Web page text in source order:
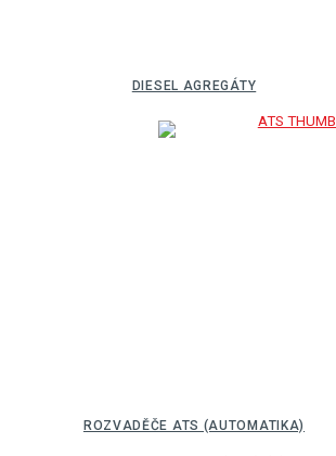
DIESEL AGREGÁTY
ROZVADĚČE ATS (AUTOMATIKA)